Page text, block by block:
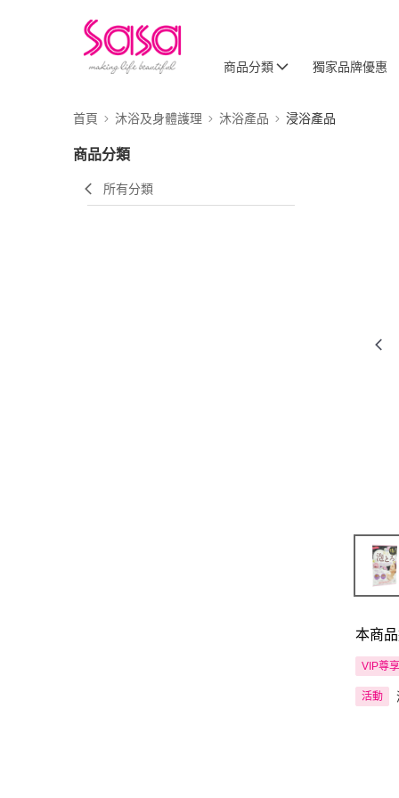
商品分類 獨家品牌優惠
首頁 沐浴及身體護理 沐浴產品 浸浴產品
商品分類
所有分類
本商
VIP尊享
活動